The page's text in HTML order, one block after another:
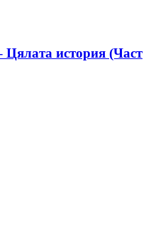
история (Част